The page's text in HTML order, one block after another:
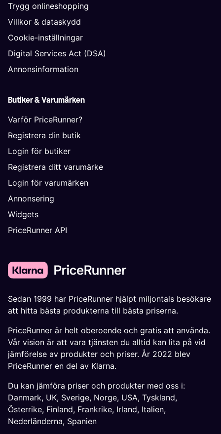
Trygg onlineshopping
Villkor & dataskydd
Cookie-inställningar
Digital Services Act (DSA)
Annonsinformation
Butiker & Varumärken
Varför PriceRunner?
Registrera din butik
Login för butiker
Registrera ditt varumärke
Login för varumärken
Annonsering
Widgets
PriceRunner API
Sedan 1999 har PriceRunner hjälpt miljontals besökare
att hitta bästa produkterna till bästa priserna.
PriceRunner är helt oberoende och gratis att använda.
Vår vision är att vara tjänsten du alltid kan lita på vid
jämförelse av produkter och priser. År 2022 blev
PriceRunner en del av Klarna.
Du kan jämföra priser och produkter med oss i:
Danmark, UK, Sverige, Norge, USA, Tyskland,
Österrike, Finland, Frankrike, Irland, Italien,
Nederländerna, Spanien